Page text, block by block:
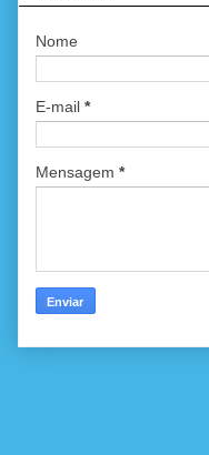
Nome
E-mail *
Mensagem *